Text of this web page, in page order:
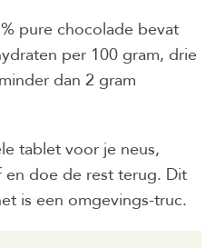
pure chocolade bevat
per 100 gram, drie
dan 2 gram
tablet voor je neus,
doe de rest terug. Dit
is een omgevings-truc.